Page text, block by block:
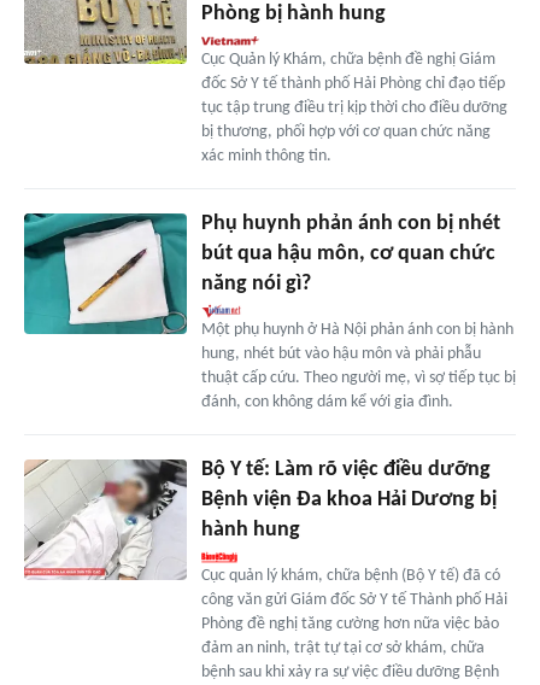
Phòng bị hành hung
Cục Quản lý Khám, chữa bệnh đề nghị Giám
đốc Sở Y tế thành phố Hải Phòng chỉ đạo tiếp
tục tập trung điều trị kịp thời cho điều dưỡng
bị thương, phối hợp với cơ quan chức năng
xác minh thông tin.
Phụ huynh phản ánh con bị nhét
bút qua hậu môn, cơ quan chức
năng nói gì?
Một phụ huynh ở Hà Nội phản ánh con bị hành
hung, nhét bút vào hậu môn và phải phẫu
thuật cấp cứu. Theo người mẹ, vì sợ tiếp tục bị
đánh, con không dám kể với gia đình.
Bộ Y tế: Làm rõ việc điều dưỡng
Bệnh viện Đa khoa Hải Dương bị
hành hung
Cục quản lý khám, chữa bệnh (Bộ Y tế) đã có
công văn gửi Giám đốc Sở Y tế Thành phố Hải
Phòng đề nghị tăng cường hơn nữa việc bảo
đảm an ninh, trật tự tại cơ sở khám, chữa
bệnh sau khi xảy ra sự việc điều dưỡng Bệnh